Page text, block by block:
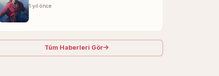
1 yıl önce
Tüm Haberleri Gör